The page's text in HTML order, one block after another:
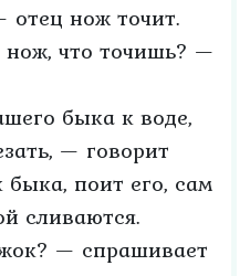
нож точит.
нож, что точишь? —
быка к воде,
— говорит
быка, поит его, сам
сливаются.
— спрашивает